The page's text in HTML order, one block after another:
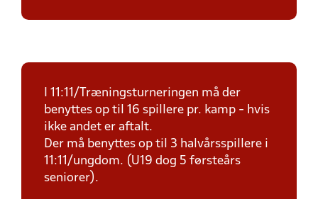
I 11:11/Træningsturneringen må der
benyttes op til 16 spillere pr. kamp - hvis
ikke andet er aftalt.
Der må benyttes op til 3 halvårsspillere i
11:11/ungdom. (U19 dog 5 førsteårs
seniorer).